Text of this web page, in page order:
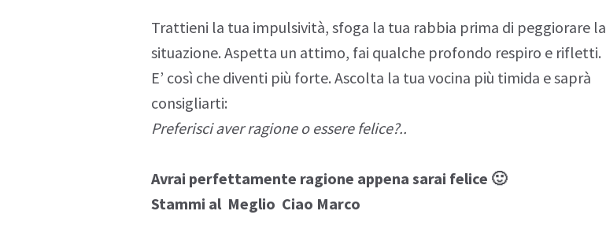
Trattieni la tua impulsività, sfoga la tua rabbia prima di peggiorare la
situazione. Aspetta un attimo, fai qualche profondo respiro e rifletti.
E’ così che diventi più forte. Ascolta la tua vocina più timida e saprà
consigliarti:
Preferisci aver ragione o essere felice?..
Avrai perfettamente ragione appena sarai felice 🙂
Stammi al Meglio Ciao Marco